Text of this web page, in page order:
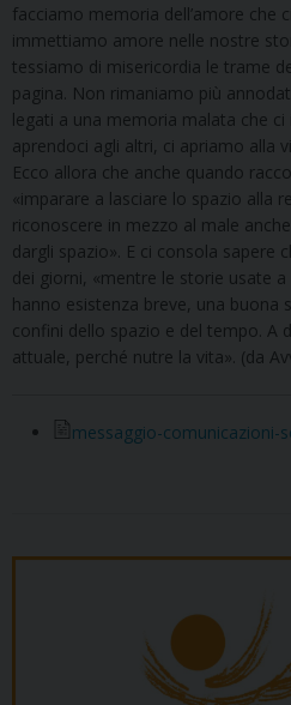
facciamo memoria dell’amore che
immettiamo amore nelle nostre
tessiamo di misericordia le trame
pagina. Non rimaniamo più
legati a una memoria malata che
aprendoci agli altri, ci apriamo alla
Ecco allora che anche quando
«imparare a lasciare lo spazio alla
riconoscere in mezzo al male
dargli spazio». E ci consola sapere
dei giorni, «mentre le storie usate
hanno esistenza breve, una buona
confini dello spazio e del tempo. A
attuale, perché nutre la vita». (da
messaggio-comunicazioni-